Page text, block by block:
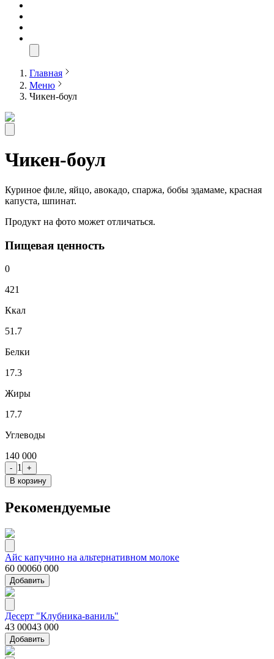
Главная
Меню
Чикен-боул
Чикен-боул
Куриное филе, яйцо, авокадо, спаржа, бобы эдамаме, красная
капуста, шпинат.
Продукт на фото может отличаться.
Пищевая ценность
0
421
Ккал
51.7
Белки
17.3
Жиры
17.7
Углеводы
140 000
- 1
+
В корзину
Рекомендуемые
Айс капучино на альтернативном молоке
60 00060 000
Добавить
Десерт "Клубника-ваниль"
43 00043 000
Добавить